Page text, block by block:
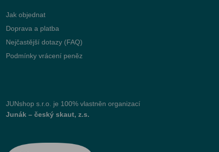
Jak objednat
Doprava a platba
Nejčastější dotazy (FAQ)
Podmínky vrácení peněz
JUNshop s.r.o.
je 100% vlastněn organizací
Junák – český skaut, z.s.